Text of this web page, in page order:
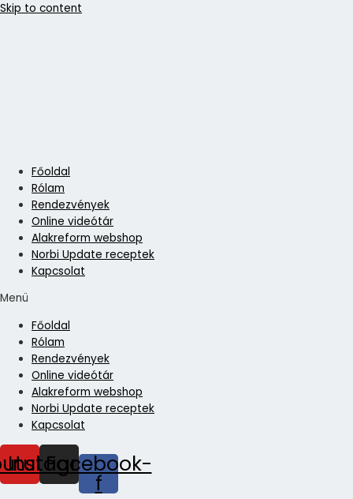
Skip to content
Főoldal
Rólam
Rendezvények
Online videótár
Alakreform webshop
Norbi Update receptek
Kapcsolat
Menü
Főoldal
Rólam
Rendezvények
Online videótár
Alakreform webshop
Norbi Update receptek
Kapcsolat
Instagram
Facebook-
f